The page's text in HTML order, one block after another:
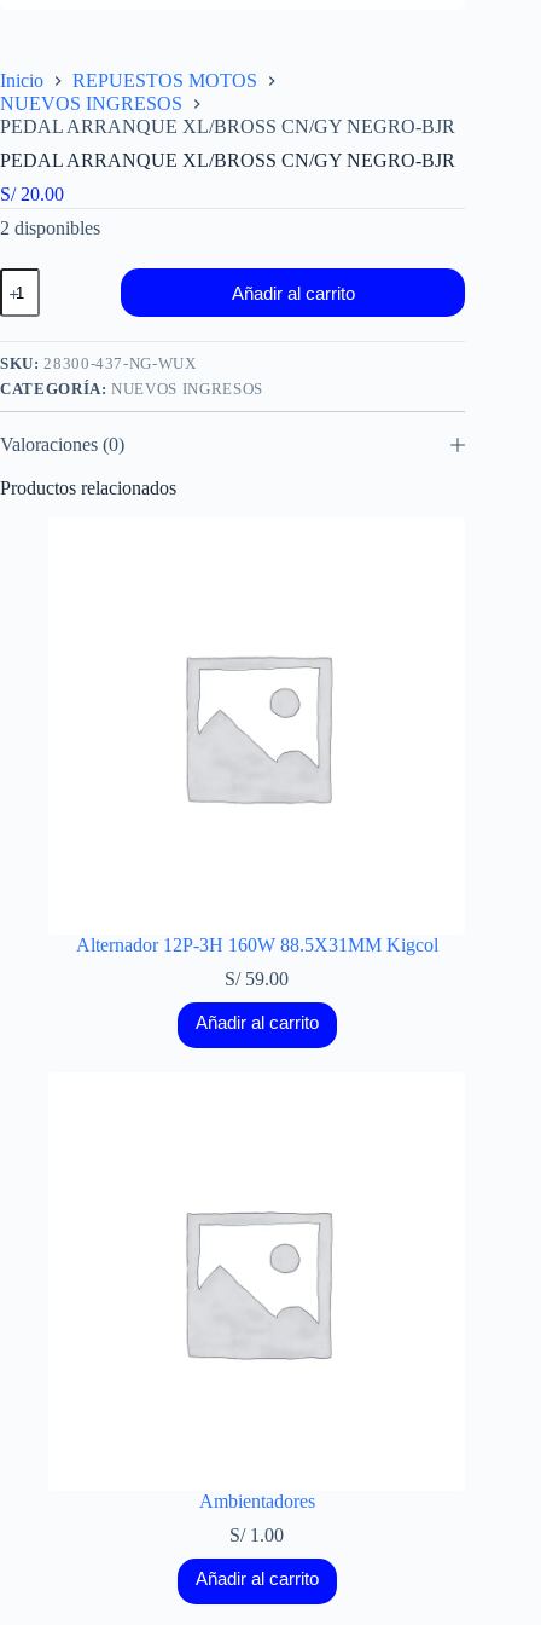
Inicio
REPUESTOS MOTOS
NUEVOS INGRESOS
PEDAL ARRANQUE XL/BROSS CN/GY NEGRO-BJR
PEDAL ARRANQUE XL/BROSS CN/GY NEGRO-BJR
S/20.00
2 disponibles
PEDAL
ARRANQUE
XL/BROSS
CN/GY
NEGRO-
BJR
cantidad
Añadir al carrito
SKU:28300-437-NG-WUX
CATEGORÍA:NUEVOS INGRESOS
Valoraciones (0)
Productos relacionados
Alternador 12P-3H 160W 88.5X31MM Kigcol
S/59.00
Añadir al carrito
Ambientadores
S/1.00
Añadir al carrito